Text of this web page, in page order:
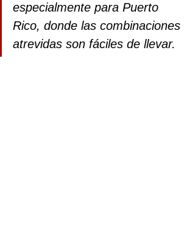
especialmente para Puerto
Rico, donde las combinaciones
atrevidas son fáciles de llevar.